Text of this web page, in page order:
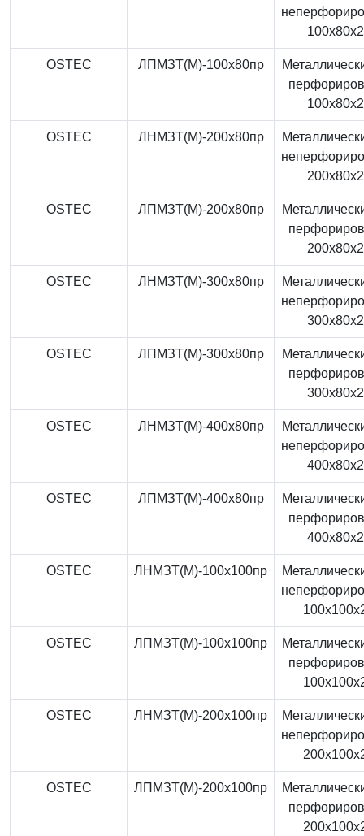
OSTEC ЛПМЗТ(М)-100x80пр
OSTEC ЛНМЗТ(М)-200x80пр
OSTEC ЛПМЗТ(М)-200x80пр
OSTEC ЛНМЗТ(М)-300x80пр
OSTEC ЛПМЗТ(М)-300x80пр
OSTEC ЛНМЗТ(М)-400x80пр
OSTEC ЛПМЗТ(М)-400x80пр
OSTEC ЛНМЗТ(М)-100x100пр
OSTEC ЛПМЗТ(М)-100x100пр
OSTEC ЛНМЗТ(М)-200x100пр
OSTEC ЛПМЗТ(М)-200x100пр